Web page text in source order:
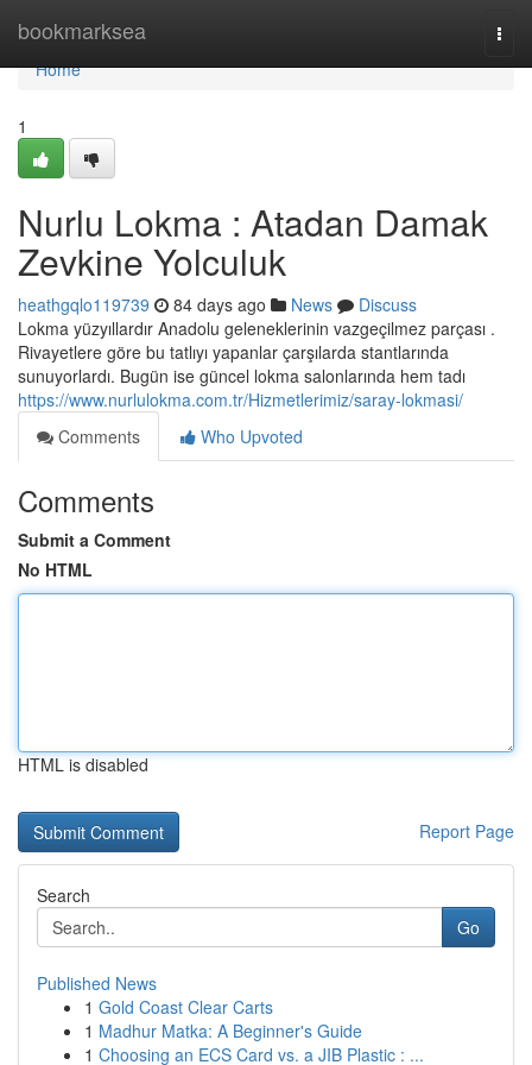
bookmarksea
Home
Home
1
Nurlu Lokma : Atadan Damak
Zevkine Yolculuk
heathgqlo119739 84 days ago News
Discuss
Lokma yüzyıllardır Anadolu geleneklerinin vazgeçilmez parçası .
Rivayetlere göre bu tatlıyı yapanlar çarşılarda stantlarında
sunuyorlardı. Bugün ise güncel lokma salonlarında hem tadı
https://www.nurlulokma.com.tr/Hizmetlerimiz/saray-lokmasi/
Comments
Who Upvoted
Comments
Submit a Comment
No HTML
HTML is disabled
Report Page
Search
Go
Published News
1 Gold Coast Clear Carts
1 Madhur Matka: A Beginner's Guide
1 Choosing an ECS Card vs. a JIB Plastic : ...